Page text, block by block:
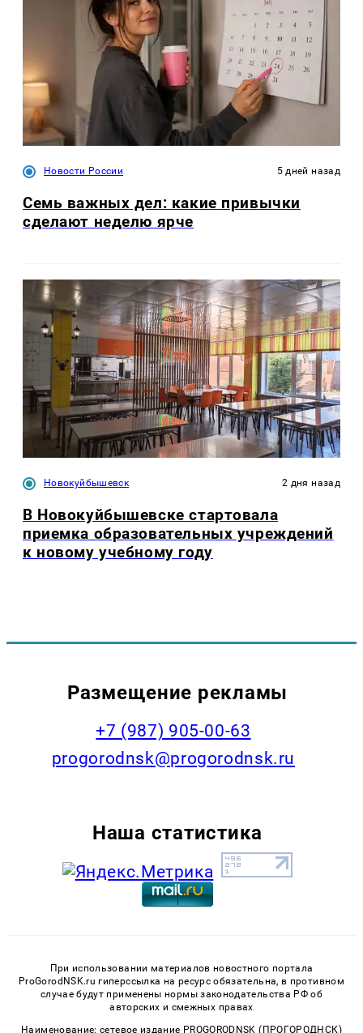
Новости России 5 дней назад
Семь важных дел: какие привычки
сделают неделю ярче
Новокуйбышевск 2 дня назад
В Новокуйбышевске стартовала
приемка образовательных учреждений
к новому учебному году
Размещение рекламы
+7 (987) 905-00-63
progorodnsk@progorodnsk.ru
Наша статистика
При использовании материалов новостного портала
ProGorodNSK.ru гиперссылка на ресурс обязательна, в противном
случае будут применены нормы законодательства РФ об
авторских и смежных правах
Наименование: сетевое издание PROGORODNSK (ПРОГОРОДНСК)